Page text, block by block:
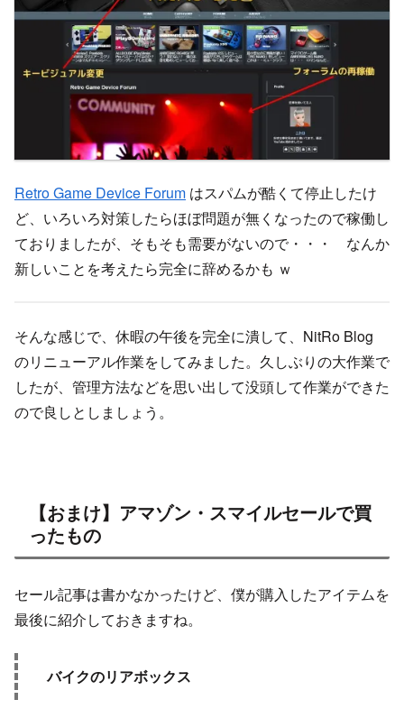
Retro Game Device Forum はスパムが酷くて停止したけ
ど、いろいろ対策したらほぼ問題が無くなったので稼働し
ておりましたが、そもそも需要がないので・・・ なんか
新しいことを考えたら完全に辞めるかも ｗ
そんな感じで、休暇の午後を完全に潰して、NitRo Blog
のリニューアル作業をしてみました。久しぶりの大作業で
したが、管理方法などを思い出して没頭して作業ができた
ので良しとしましょう。
【おまけ】アマゾン・スマイルセールで買
ったもの
セール記事は書かなかったけど、僕が購入したアイテムを
最後に紹介しておきますね。
バイクのリアボックス